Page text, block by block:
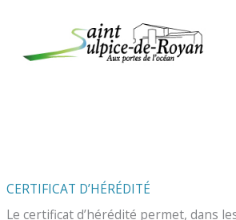
CERTIFICAT D’HÉRÉDITÉ
Le certificat d’hérédité permet, dans